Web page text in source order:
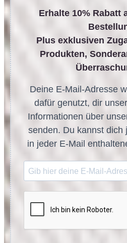
Erhalte 10% Rabatt
Plus exklusiven
Produkten,
Deine E-Mail-Adresse
dafür genutzt, dir
Informationen über
senden. Du kannst dich
in jeder E-Mail